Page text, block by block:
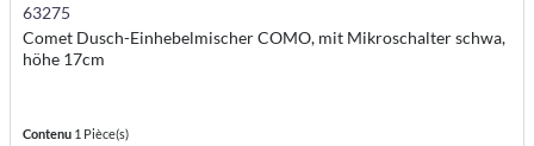
63275
Comet Dusch-Einhebelmischer COMO, mit Mikroschalter schwa,
höhe 17cm
Contenu 1 Pièce(s)